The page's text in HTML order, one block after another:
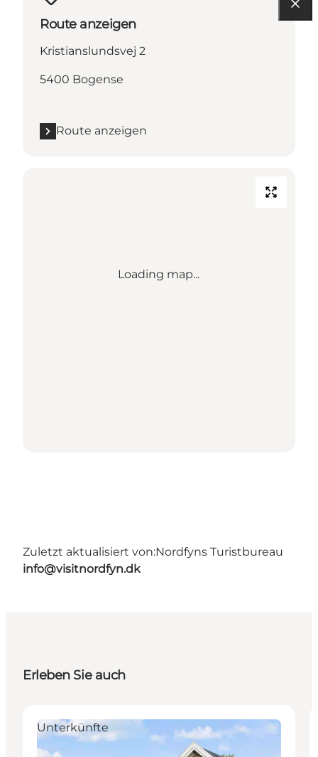
Route anzeigen
Kristianslundsvej 2
5400 Bogense
Route anzeigen
Loading map...
Zuletzt aktualisiert von:Nordfyns Turistbureau
info@visitnordfyn.dk
Erleben Sie auch
Unterkünfte